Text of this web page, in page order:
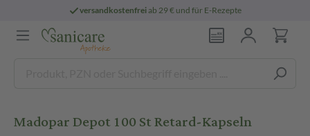
versandkostenfreiab 29 € und für E-Rezepte
Madopar Depot 100 St Retard-Kapseln